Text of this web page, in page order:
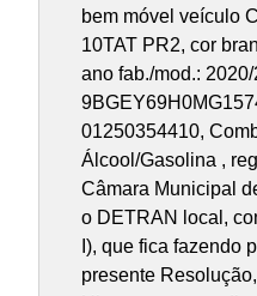
bem móvel veículo
10TAT PR2, cor
ano fab./mod.:
01250354410,
Álcool/Gasolina ,
Câmara Municipal
o DETRAN local,
I), que fica fazendo
presente